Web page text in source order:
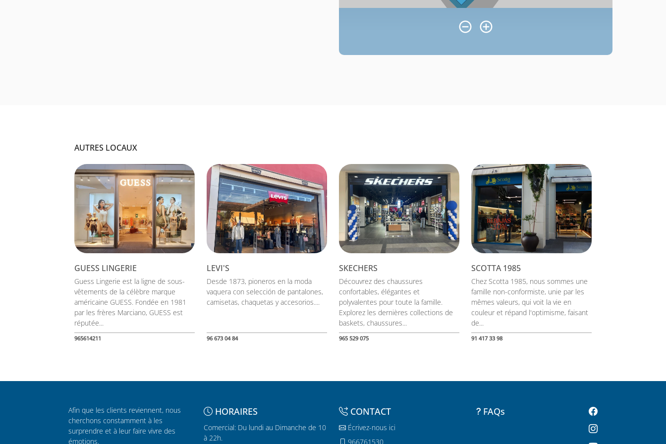
AUTRES LOCAUX
GUESS LINGERIE
Guess Lingerie est la ligne de sous-
vêtements de la célèbre marque
américaine GUESS. Fondée en 1981
par les frères Marciano, GUESS est
réputée...
965614211
LEVI'S
Desde 1873, pioneros en la moda
vaquera con selección de pantalones,
camisetas, chaquetas y accesorios....
96 673 04 84
SKECHERS
Découvrez des chaussures
confortables, élégantes et
polyvalentes pour toute la famille.
Explorez les dernières collections de
baskets, chaussures...
965 529 075
SCOTTA 1985
Chez Scotta 1985, nous sommes une
famille non-conformiste, unie par les
mêmes valeurs, qui voit la vie en
couleur et répand l'optimisme, faisant
de...
91 417 33 98
Afin que les clients reviennent, nous
cherchons constamment à les
surprendre et à leur faire vivre des
émotions.
HORAIRES
Comercial: Du lundi au Dimanche de 10
à 22h.
CONTACT
Écrivez-nous ici
966761530
FAQs